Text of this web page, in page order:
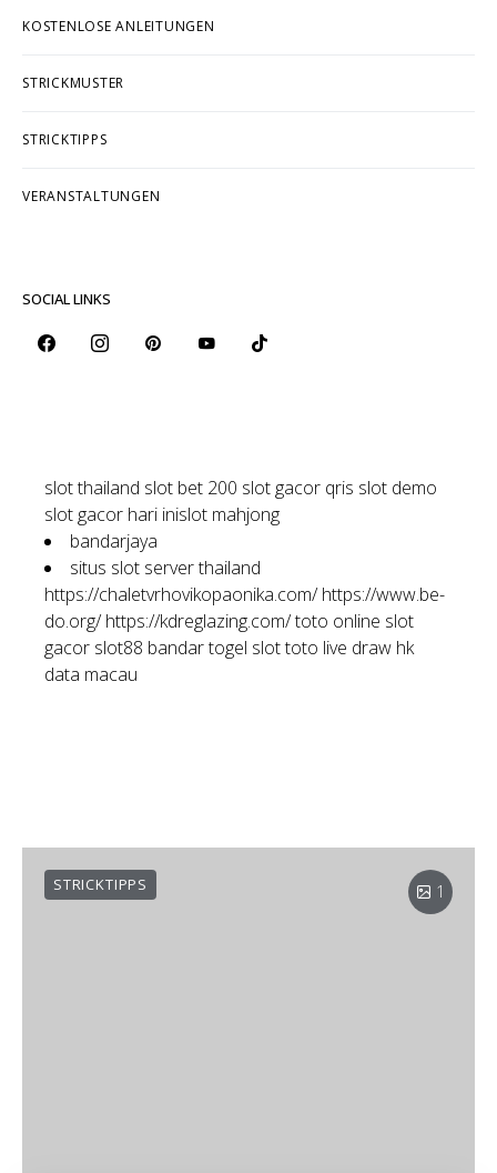
KOSTENLOSE ANLEITUNGEN
STRICKMUSTER
STRICKTIPPS
VERANSTALTUNGEN
SOCIAL LINKS
slot thailand slot bet 200 slot gacor qris slot demo
slot gacor hari inislot mahjong
bandarjaya
situs slot server thailand
https://chaletvrhovikopaonika.com/ https://www.be-
do.org/ https://kdreglazing.com/toto online slot
gacor slot88 bandar togel slot toto live draw hk
data macau
1
STRICKTIPPS